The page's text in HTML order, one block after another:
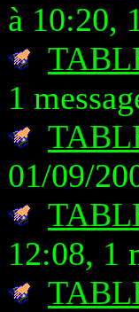
à 10:20,
1
01/09/
12:08, 1